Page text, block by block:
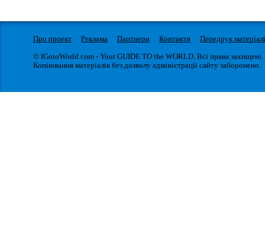
Про проект Реклама Партнери Контакти
Передрук
© IGotoWorld.com - Your GUIDE TO the WORLD. Всі права захищені.
Копіювання матеріалів без дозволу адміністрації сайту заборонено.